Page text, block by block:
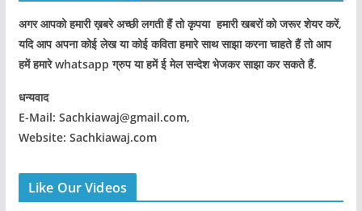
अगर आपको हमारी ख़बरे अच्छी लगती हैं तो कृपया हमारी खबरों को जरूर शेयर करें,
यदि आप अपना कोई लेख या कोई कविता हमारे साथ साझा करना चाहते हैं तो आप
हमें हमारे whatsapp ग्रुप या हमें ई मेल सन्देश भेजकर साझा कर सकते हैं.
धन्यवाद
E-Mail: Sachkiawaj@gmail.com,
Website: Sachkiawaj.com
Like Our Videos